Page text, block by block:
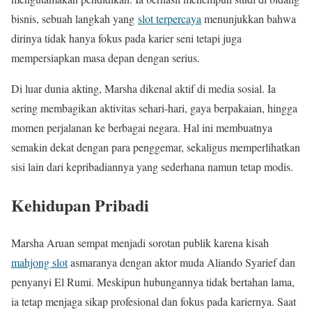
bisnis, sebuah langkah yang slot terpercaya menunjukkan bahwa
dirinya tidak hanya fokus pada karier seni tetapi juga
mempersiapkan masa depan dengan serius.
Di luar dunia akting, Marsha dikenal aktif di media sosial. Ia
sering membagikan aktivitas sehari-hari, gaya berpakaian, hingga
momen perjalanan ke berbagai negara. Hal ini membuatnya
semakin dekat dengan para penggemar, sekaligus memperlihatkan
sisi lain dari kepribadiannya yang sederhana namun tetap modis.
Kehidupan Pribadi
Marsha Aruan sempat menjadi sorotan publik karena kisah
mahjong slotasmaranya dengan aktor muda Aliando Syarief dan
penyanyi El Rumi. Meskipun hubungannya tidak bertahan lama,
ia tetap menjaga sikap profesional dan fokus pada kariernya. Saat